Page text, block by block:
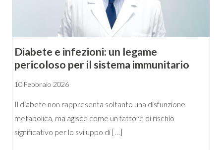
Diabete e infezioni: un legame
pericoloso per il sistema immunitario
10 Febbraio 2026
Il diabete non rappresenta soltanto una disfunzione
metabolica, ma agisce come un fattore di rischio
significativo per lo sviluppo di […]